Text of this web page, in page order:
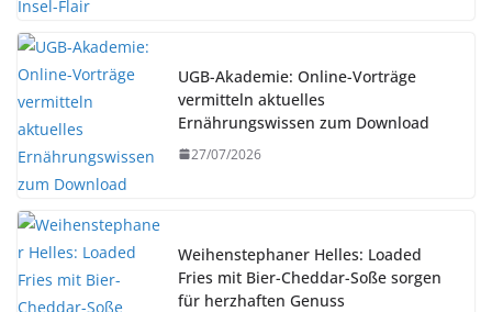
UGB-Akademie: Online-Vorträge
vermitteln aktuelles
Ernährungswissen zum Download
27/07/2026
Weihenstephaner Helles: Loaded
Fries mit Bier-Cheddar-Soße sorgen
für herzhaften Genuss